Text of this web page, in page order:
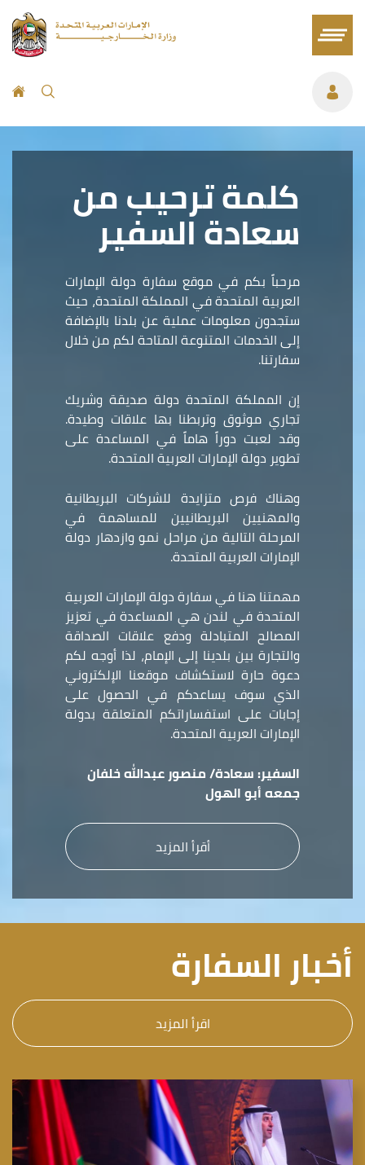
كلمة ترحيب من
سعادة السفير
مرحباً بكم في موقع سفارة دولة الإمارات
العربية المتحدة في المملكة المتحدة، حيث
ستجدون معلومات عملية عن بلدنا بالإضافة
إلى الخدمات المتنوعة المتاحة لكم من خلال
سفارتنا.
إن المملكة المتحدة دولة صديقة وشريك
تجاري موثوق وتربطنا بها علاقات وطيدة.
وقد لعبت دوراً هاماً في المساعدة على
تطوير دولة الإمارات العربية المتحدة.
وهناك فرص متزايدة للشركات البريطانية
والمهنيين البريطانيين للمساهمة في
المرحلة التالية من مراحل نمو وازدهار دولة
الإمارات العربية المتحدة.
مهمتنا هنا في سفارة دولة الإمارات العربية
المتحدة في لندن هي المساعدة في تعزيز
المصالح المتبادلة ودفع علاقات الصداقة
والتجارة بين بلدينا إلى الإمام، لذا أوجه لكم
دعوة حارة لاستكشاف موقعنا الإلكتروني
الذي سوف يساعدكم في الحصول على
إجابات على استفساراتكم المتعلقة بدولة
الإمارات العربية المتحدة.
السفير: سعادة/ منصور عبدالله خلفان
جمعه أبو الهول
أقرأ المزيد
أخبار السفارة
اقرأ المزيد